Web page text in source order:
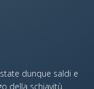
dunque saldi e
della schiavitù.